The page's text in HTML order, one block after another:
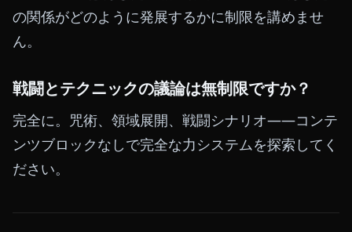
の関係がどのように発展するかに制限を講めませ
ん。
戦闘とテクニックの議論は無制限ですか？
完全に。咒術、領域展開、戦闘シナリオ——コンテ
ンツブロックなしで完全な力システムを探索してく
ださい。